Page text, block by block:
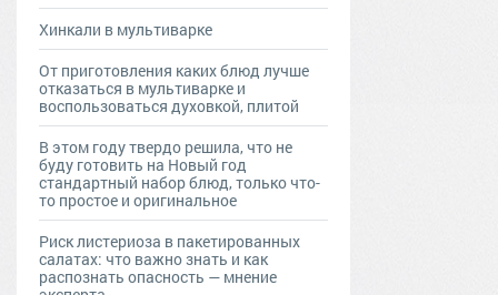
Хинкали в мультиварке
От приготовления каких блюд лучше
отказаться в мультиварке и
воспользоваться духовкой, плитой
В этом году твердо решила, что не
буду готовить на Новый год
стандартный набор блюд, только что-
то простое и оригинальное
Риск листериоза в пакетированных
салатах: что важно знать и как
распознать опасность — мнение